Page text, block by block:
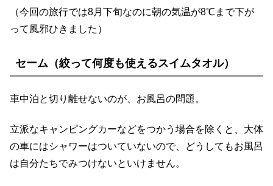
（今回の旅行では8月下旬なのに朝の気温が8℃まで下が
って風邪ひきました）
セーム（絞って何度も使えるスイムタオル）
車中泊と切り離せないのが、お風呂の問題。
立派なキャンピングカーなどをつかう場合を除くと、大体
の車にはシャワーはついていないので、どうしてもお風呂
は自分たちでみつけないといけません。